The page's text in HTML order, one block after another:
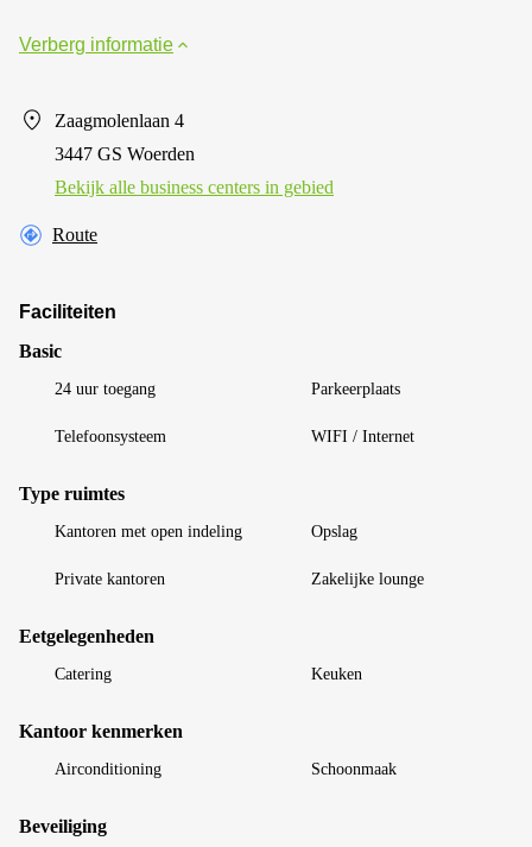
Verberg informatie
Zaagmolenlaan 4
3447 GS Woerden
Bekijk alle business centers in gebied
Route
Faciliteiten
Basic
24 uur toegang Parkeerplaats
Telefoonsysteem WIFI / Internet
Type ruimtes
Kantoren met open indeling Opslag
Private kantoren Zakelijke lounge
Eetgelegenheden
Catering Keuken
Kantoor kenmerken
Airconditioning Schoonmaak
Beveiliging